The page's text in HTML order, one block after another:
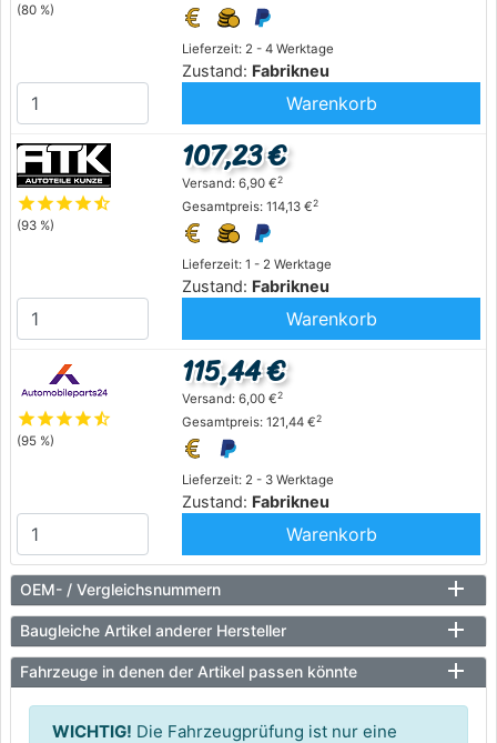
(80 %)
Lieferzeit: 2 - 4 Werktage
Zustand: Fabrikneu
Warenkorb
starstarstarstarstar_half
(93 %)
Lieferzeit: 1 - 2 Werktage
Zustand: Fabrikneu
107,23 €
Versand: 6,90 €2
Gesamtpreis: 114,13 €2
Warenkorb
starstarstarstarstar_half
(95 %)
Lieferzeit: 2 - 3 Werktage
Zustand: Fabrikneu
115,44 €
Versand: 6,00 €2
Gesamtpreis: 121,44 €2
Warenkorb
OEM- / Vergleichsnummern
Baugleiche Artikel anderer Hersteller
Fahrzeuge in denen der Artikel passen könnte
WICHTIG! Die Fahrzeugprüfung ist nur eine